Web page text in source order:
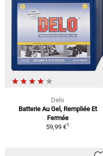
Delo
Batterie Au Gel, Rempliée Et
Fermée
59,99 €1